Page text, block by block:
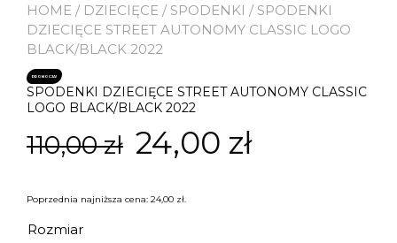
HOME / DZIECIĘCE / SPODENKI / SPODENKI
DZIECIĘCE STREET AUTONOMY CLASSIC LOGO
BLACK/BLACK 2022
PROMOCJA!
SPODENKI DZIECIĘCE STREET AUTONOMY CLASSIC
LOGO BLACK/BLACK 2022
110,00zł Pierwotna
cena
24,00 złAktualna
Poprzednia najniższa cena: 24,00 zł.
Rozmiar